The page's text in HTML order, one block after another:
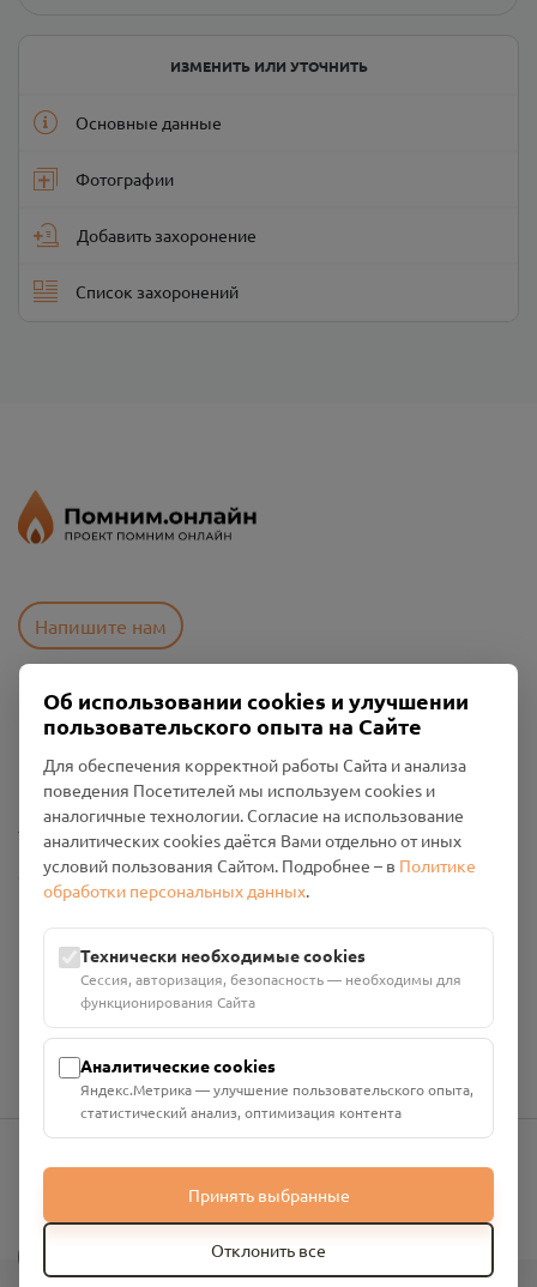
ИЗМЕНИТЬ ИЛИ УТОЧНИТЬ
Основные данные
Фотографии
Добавить захоронение
Список захоронений
Напишите нам
Пользовательское соглашение
Промо-материалы
Настройки cookies
Общество с ограниченной ответственностью «Смоленский
Проект Помним»
ИНН: 6700029207 ОГРН: 1256700001986
Юридический адрес: 216790, Смоленская область, р-н
Руднянский, г. Рудня, улица Западная, д. 26А, пом. 18
Номер счёта: 40702810901130004287 в АО "АЛЬФА-БАНК"
Кор. счёт: 30101810200000000593
info@pomnim.online
Об использовании cookies и улучшении
пользовательского опыта на Сайте
Для обеспечения корректной работы Сайта и анализа
поведения Посетителей мы используем cookies и
аналогичные технологии. Согласие на использование
аналитических cookies даётся Вами отдельно от иных
условий пользования Сайтом. Подробнее – в Политике
обработки персональных данных.
Технически необходимые cookies
Сессия, авторизация, безопасность — необходимы для
функционирования Сайта
Аналитические cookies
Яндекс.Метрика — улучшение пользовательского опыта,
статистический анализ, оптимизация контента
Принять выбранные
Отклонить все